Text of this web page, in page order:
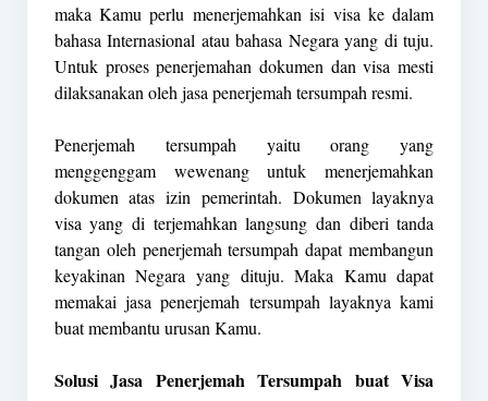
maka Kamu perlu menerjemahkan isi visa ke dalam
bahasa Internasional atau bahasa Negara yang di tuju.
Untuk proses penerjemahan dokumen dan visa mesti
dilaksanakan oleh jasa penerjemah tersumpah resmi.
Penerjemah tersumpah yaitu orang yang
menggenggam wewenang untuk menerjemahkan
dokumen atas izin pemerintah. Dokumen layaknya
visa yang di terjemahkan langsung dan diberi tanda
tangan oleh penerjemah tersumpah dapat membangun
keyakinan Negara yang dituju. Maka Kamu dapat
memakai jasa penerjemah tersumpah layaknya kami
buat membantu urusan Kamu.
Solusi Jasa Penerjemah Tersumpah buat Visa